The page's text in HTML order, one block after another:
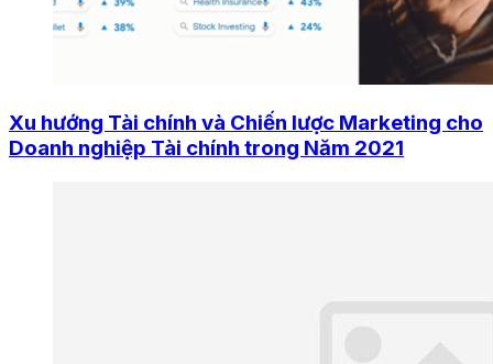
Xu hướng Tài chính và Chiến lược Marketing cho
Doanh nghiệp Tài chính trong Năm 2021